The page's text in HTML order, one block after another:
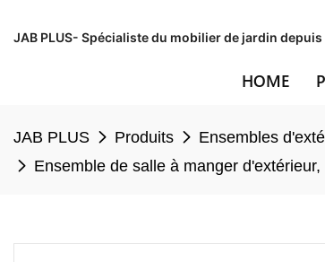
JAB PLUS- Spécialiste du mobilier de jardin depuis
HOME
JAB PLUS Produits Ensembles
Ensemble de salle à manger